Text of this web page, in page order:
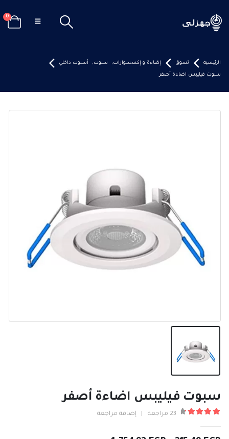
0
الرئيسيه تسوق إضاءة و إكسسوارات, سبوت, أسبوت داخلي
سبوت فيليبس اضاءة أصفر
سبوت فيليبس اضاءة أصفر
23 مراجعة إضافة مراجعة